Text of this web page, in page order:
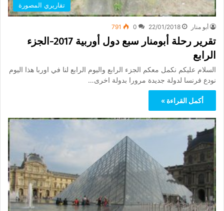
تقاريري المصورة
أبو منار 22/01/2018
0
791
تقرير رحلة أبومنار سبع دول أوربية 2017-الجزء
الرابع
السلام عليكم نكمل معكم الجزء الرابع واليوم الرابع لنا في اوربا هذا اليوم
نودع فرنسا لدولة جديدة مرورا بدولة اخرى…
أكمل القراءة »